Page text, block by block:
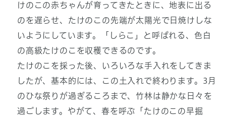
けのこの赤ちゃんが育ってきたときに、地表に出る
のを遅らせ、たけのこの先端が太陽光で日焼けしな
いようにしています。「しらこ」と呼ばれる、色白
の高級たけのこを収穫できるのです。
たけのこを採った後、いろいろな手入れをしてきま
したが、基本的には、この土入れで終わります。3月
のひな祭りが過ぎるころまで、竹林は静かな日々を
過ごします。やがて、春を呼ぶ「たけのこの早掘